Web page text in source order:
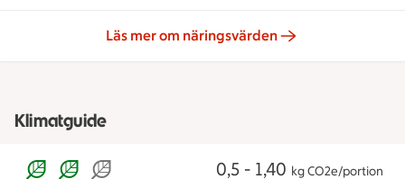
Läs mer om näringsvärden
Klimatguide
0,5 - 1,40 kg CO2e/portion